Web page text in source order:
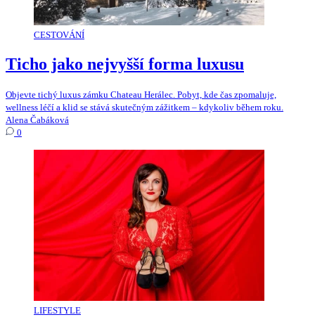
CESTOVÁNÍ
Ticho jako nejvyšší forma luxusu
Objevte tichý luxus zámku Chateau Herálec. Pobyt, kde čas zpomaluje,
wellness léčí a klid se stává skutečným zážitkem – kdykoliv během roku.
Alena Čabáková
0
LIFESTYLE